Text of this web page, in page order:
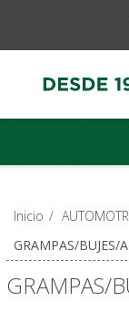
Inicio /
GRAMPAS/BUJES/
GRAMPAS/